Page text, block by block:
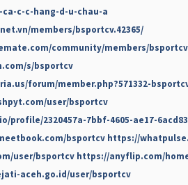
c-c-hang-d-u-chau-a
members/bsportcv.42365/
community/members/
s/bsportcv
forum/member.php?571332-
user/bsportcv
profile/2320457a-7bbf-4605-ae17-
bsportcv https://
user/bsportcv https://anyflip.com/
aceh.go.id/user/bsportcv